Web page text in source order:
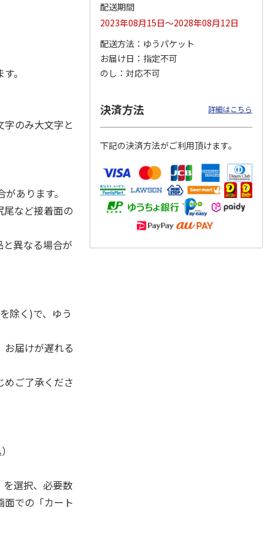
の
…
『ジョジョの奇妙な
冒険 スターダスト
クルセイダース』
3,300円
(送料別・税込)
4,840円
(送料別・税込)
。
のみ大文字と
あります。
尾など接着面の
と異なる場合が
除く)で、ゆう
届けが遅れる
めご了承くださ
選択、必要数
面での「カート
配送期間
2023年08月15日～2028年08月12日
配送方法
ゆうパケット
お届け日
指定不可
のし
対応不可
決済方法 詳細はこちら
下記の決済方法がご利用頂けます。